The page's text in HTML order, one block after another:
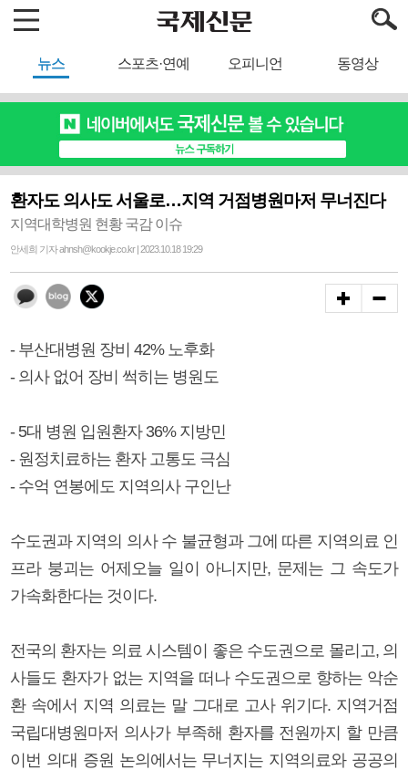
뉴스 스포츠·연예 오피니언 동영상
환자도 의사도 서울로…지역 거점병원마저 무너진다
지역대학병원 현황 국감 이슈
안세희 기자 ahnsh@kookje.co.kr | 2023.10.18 19:29
- 부산대병원 장비 42% 노후화
- 의사 없어 장비 썩히는 병원도
- 5대 병원 입원환자 36% 지방민
- 원정치료하는 환자 고통도 극심
- 수억 연봉에도 지역의사 구인난
수도권과 지역의 의사 수 불균형과 그에 따른 지역의료 인
프라 붕괴는 어제오늘 일이 아니지만, 문제는 그 속도가
가속화한다는 것이다.
전국의 환자는 의료 시스템이 좋은 수도권으로 몰리고, 의
사들도 환자가 없는 지역을 떠나 수도권으로 향하는 악순
환 속에서 지역 의료는 말 그대로 고사 위기다. 지역거점
국립대병원마저 의사가 부족해 환자를 전원까지 할 만큼
이번 의대 증원 논의에서는 무너지는 지역의료와 공공의